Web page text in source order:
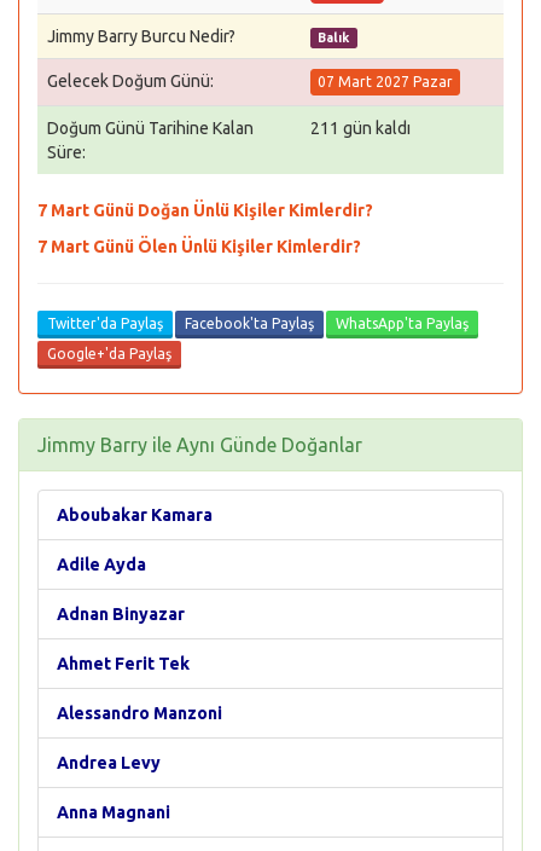
Jimmy Barry Burcu Nedir? Balık
Gelecek Doğum Günü: 07 Mart 2027 Pazar
Doğum Günü Tarihine Kalan
Süre:
211 gün kaldı
7 Mart Günü Doğan Ünlü Kişiler Kimlerdir?
7 Mart Günü Ölen Ünlü Kişiler Kimlerdir?
Twitter'da Paylaş Facebook'ta Paylaş
WhatsApp'ta Paylaş
Google+'da Paylaş
Jimmy Barry ile Aynı Günde Doğanlar
Aboubakar Kamara
Adile Ayda
Adnan Binyazar
Ahmet Ferit Tek
Alessandro Manzoni
Andrea Levy
Anna Magnani